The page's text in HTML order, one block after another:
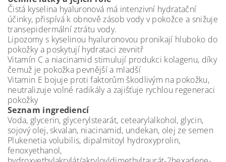
Čistá kyselina hyaluronová má intenzivní hydratační
účinky, přispívá k obnově zásob vody v pokožce a snižuje
transepidermální ztrátu vody.
Lipozomy s kyselinou hyaluronovou pronikají hluboko do
pokožky a poskytují hydrataci zevnitř
Vitamín C a niacinamid stimulují produkci kolagenu, díky
čemuž je pokožka pevnější a mladší
Vitamin E bojuje proti faktorům škodlivým na pokožku,
neutralizuje volné radikály a zajišťuje rychlou regeneraci
pokožky
Seznam ingrediencí
Voda, glycerin, glycerylstearát, cetearylalkohol, glycin,
sojový olej, skvalan, niacinamid, undekan, olej ze semen
Plukenetia volubilis, dipalmitoyl hydroxyprolin,
fenoxyethanol,